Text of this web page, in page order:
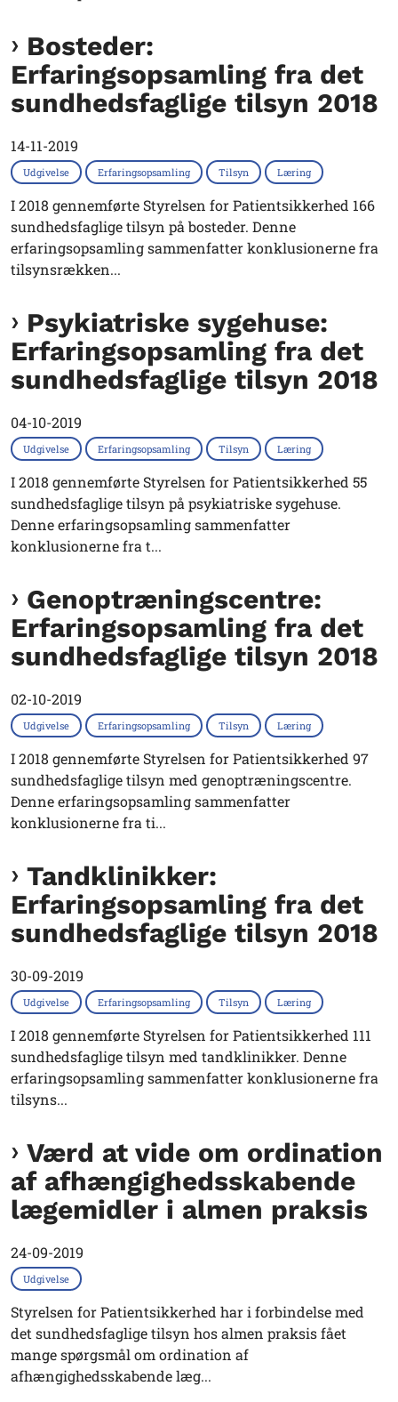
Bosteder:
Erfaringsopsamling fra det
sundhedsfaglige tilsyn 2018
14-11-2019
Udgivelse Erfaringsopsamling Tilsyn Læring
I 2018 gennemførte Styrelsen for Patientsikkerhed 166
sundhedsfaglige tilsyn på bosteder. Denne
erfaringsopsamling sammenfatter konklusionerne fra
tilsynsrækken...
Psykiatriske sygehuse:
Erfaringsopsamling fra det
sundhedsfaglige tilsyn 2018
04-10-2019
Udgivelse Erfaringsopsamling Tilsyn Læring
I 2018 gennemførte Styrelsen for Patientsikkerhed 55
sundhedsfaglige tilsyn på psykiatriske sygehuse.
Denne erfaringsopsamling sammenfatter
konklusionerne fra t...
Genoptræningscentre:
Erfaringsopsamling fra det
sundhedsfaglige tilsyn 2018
02-10-2019
Udgivelse Erfaringsopsamling Tilsyn Læring
I 2018 gennemførte Styrelsen for Patientsikkerhed 97
sundhedsfaglige tilsyn med genoptræningscentre.
Denne erfaringsopsamling sammenfatter
konklusionerne fra ti...
Tandklinikker:
Erfaringsopsamling fra det
sundhedsfaglige tilsyn 2018
30-09-2019
Udgivelse Erfaringsopsamling Tilsyn Læring
I 2018 gennemførte Styrelsen for Patientsikkerhed 111
sundhedsfaglige tilsyn med tandklinikker. Denne
erfaringsopsamling sammenfatter konklusionerne fra
tilsyns...
Værd at vide om ordination
af afhængighedsskabende
lægemidler i almen praksis
24-09-2019
Udgivelse
Styrelsen for Patientsikkerhed har i forbindelse med
det sundhedsfaglige tilsyn hos almen praksis fået
mange spørgsmål om ordination af
afhængighedsskabende læg...